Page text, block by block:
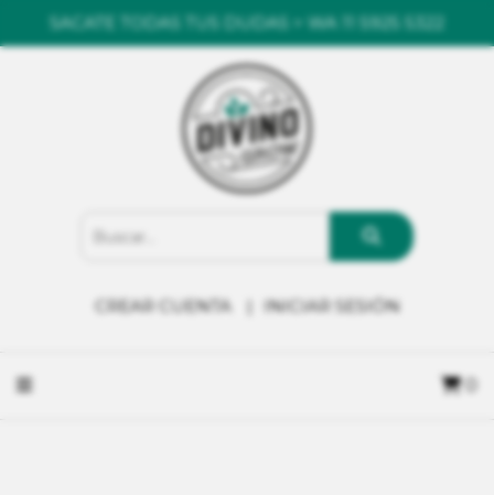
SACATE TODAS TUS DUDAS > WA 11 5925 5322
CREAR CUENTA INICIAR SESIÓN